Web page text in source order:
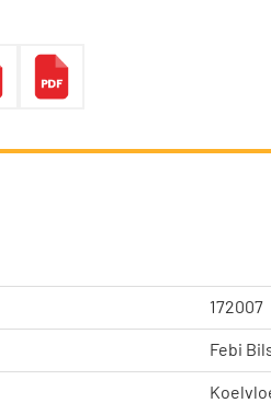
172007
Febi